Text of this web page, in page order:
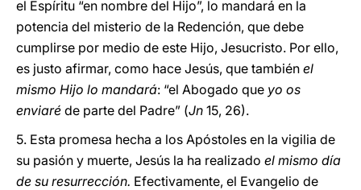
el Espíritu “en nombre del Hijo”, lo mandará en la
potencia del misterio de la Redención, que debe
cumplirse por medio de este Hijo, Jesucristo. Por ello,
es justo afirmar, como hace Jesús, que también el
mismo Hijo lo mandará: “el Abogado que yo os
enviaré de parte del Padre” (Jn 15, 26).
5. Esta promesa hecha a los Apóstoles en la vigilia de
su pasión y muerte, Jesús la ha realizado el mismo día
de su resurrección. Efectivamente, el Evangelio de